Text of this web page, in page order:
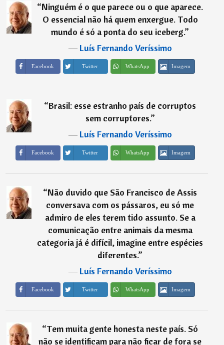
“Ninguém é o que parece ou o que aparece.
O essencial não há quem enxergue. Todo
mundo é só a ponta do seu iceberg.”
―Luís Fernando Veríssimo
Facebook Twitter WhatsApp Imagem
“Brasil: esse estranho país de corruptos
sem corruptores.”
―Luís Fernando Veríssimo
Facebook Twitter WhatsApp Imagem
“Não duvido que São Francisco de Assis
conversava com os pássaros, eu só me
admiro de eles terem tido assunto. Se a
comunicação entre animais da mesma
categoria já é difícil, imagine entre espécies
diferentes.”
―Luís Fernando Veríssimo
Facebook Twitter WhatsApp Imagem
“Tem muita gente honesta neste país. Só
não se identificam para não ficar de fora se